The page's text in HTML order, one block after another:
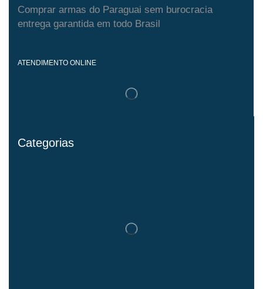
Comprar armas do Paraguai sem burocracia
entrega garantida em todo Brasil
ATENDIMENTO ONLINE
Categorias